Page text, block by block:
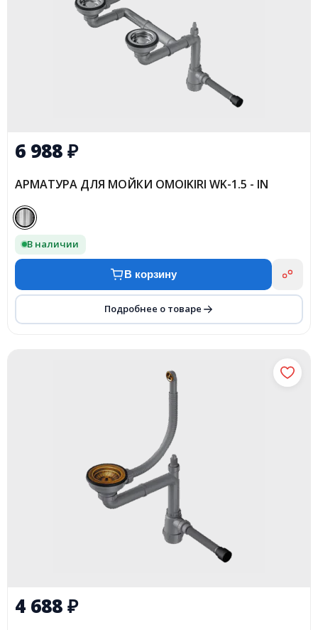
6 988₽
АРМАТУРА ДЛЯ МОЙКИ OMOIKIRI WK-1.5 - IN
В наличии
В корзину
Подробнее о товаре
4 688₽